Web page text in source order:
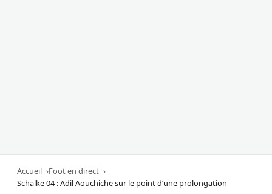
Accueil
Foot en direct
Schalke 04 : Adil Aouchiche sur le point d’une prolongation